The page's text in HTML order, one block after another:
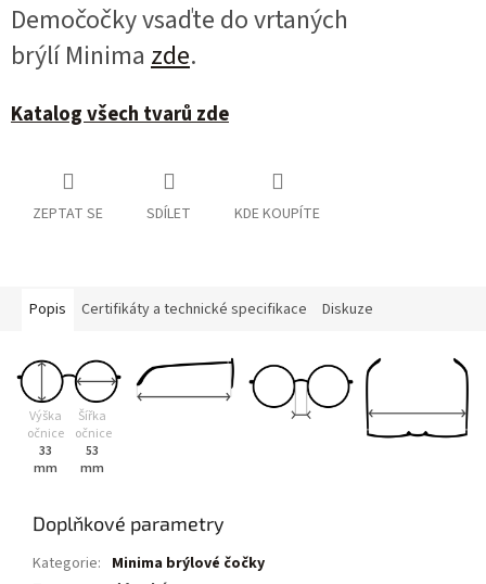
Demočočky vsaďte do vrtaných
brýlí Minima zde.
Katalog všech tvarů zde
ZEPTAT SE SDÍLET KDE KOUPÍTE
Popis Certifikáty a technické specifikace Diskuze
Výška
očnice
33
mm
Šířka
očnice
53
mm
Doplňkové parametry
Kategorie: Minima brýlové čočky